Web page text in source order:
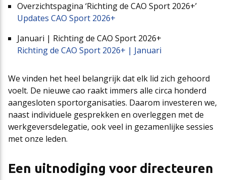
Overzichtspagina ‘Richting de CAO Sport 2026+’
Updates CAO Sport 2026+
Januari | Richting de CAO Sport 2026+
Richting de CAO Sport 2026+ | Januari
We vinden het heel belangrijk dat elk lid zich gehoord
voelt. De nieuwe cao raakt immers alle circa honderd
aangesloten sportorganisaties. Daarom investeren we,
naast individuele gesprekken en overleggen met de
werkgeversdelegatie, ook veel in gezamenlijke sessies
met onze leden.
Een uitnodiging voor directeuren
Agenda
Contact